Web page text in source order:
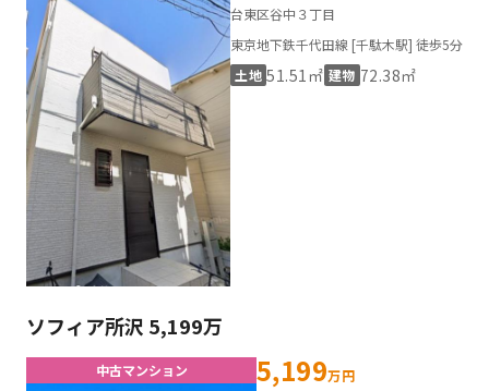
台東区谷中３丁目
東京地下鉄千代田線 [千駄木駅] 徒歩5分
土地 51.51㎡ 建物 72.38㎡
ソフィア所沢 5,199万
中古マンション 5,199万円